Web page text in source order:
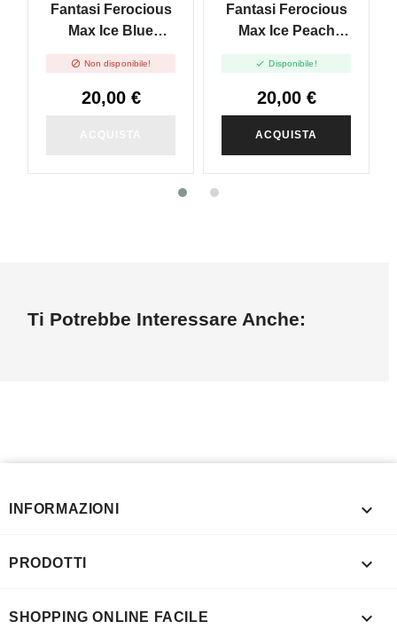
Fantasi Ferocious
Max Ice Blue
Strawberry Freeze
- Vape Shot 20ml
 Non disponibile!
20,00 €
Fantasi Ferocious
Max Ice Peach
Freeze - Vape Shot
20ml
 Disponibile!
20,00 €
ACQUISTA
Ti Potrebbe Interessare Anche:
INFORMAZIONI 
PRODOTTI 
SHOPPING ONLINE FACILE 